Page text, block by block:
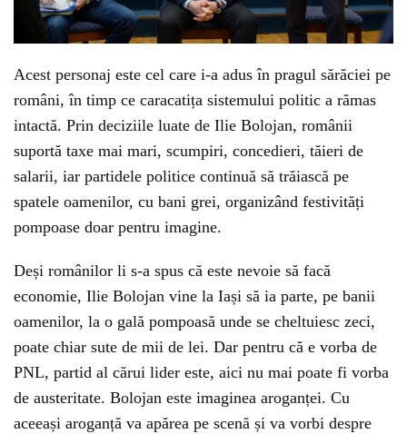
Acest personaj este cel care i-a adus în pragul sărăciei pe
români, în timp ce caracatița sistemului politic a rămas
intactă. Prin deciziile luate de Ilie Bolojan, românii
suportă taxe mai mari, scumpiri, concedieri, tăieri de
salarii, iar partidele politice continuă să trăiască pe
spatele oamenilor, cu bani grei, organizând festivități
pompoase doar pentru imagine.
Deși românilor li s-a spus că este nevoie să facă
economie, Ilie Bolojan vine la Iași să ia parte, pe banii
oamenilor, la o gală pompoasă unde se cheltuiesc zeci,
poate chiar sute de mii de lei. Dar pentru că e vorba de
PNL, partid al cărui lider este, aici nu mai poate fi vorba
de austeritate. Bolojan este imaginea aroganței. Cu
aceeași aroganță va apărea pe scenă și va vorbi despre